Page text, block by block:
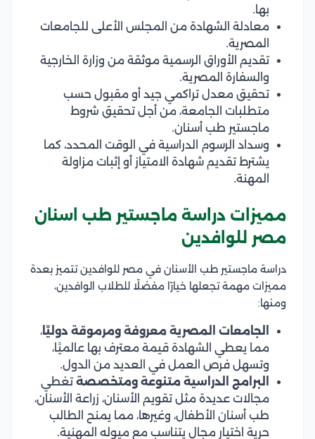
بها.
معادلة الشهادة من المجلس الأعلى للجامعات
المصرية.
تقديم الأوراق الرسمية موثقة من وزارة الخارجية
والسفارة المصرية.
تحقيق معدل تراكمي جيد أو مقبول حسب
متطلبات الجامعة، من أجل تحقيق شروط
ماجستير طب أسنان.
وسداد الرسوم الدراسية في الوقت المحدد، كما
يشترط تقديم شهادة الامتياز أو إثبات مزاولة
المهنة.​
مميزات دراسة ماجستير طب اسنان
مصر للوافدين
دراسة ماجستير طب الأسنان في مصر للوافدين تتميز بعدة
مميزات مهمة تجعلها خيارًا مفضلًا للطلاب الوافدين،
ومنها:
الجامعات المصرية معروفة ومرموقة دوليًا،
مما يعطي الشهادة قيمة معترف بها عالميًا،
وتسهل فرص العمل في العديد من الدول.
البرامج الدراسية متنوعة ومتخصصة تغطي
مجالات عديدة مثل تقويم الأسنان، زراعة الأسنان،
طب أسنان الأطفال، وغيرها، مما يمنح الطالب
حرية اختيار مجال يتناسب مع ميوله المهنية.